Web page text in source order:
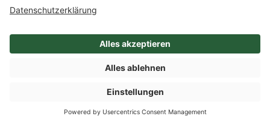
SHOP
Impressum Datenschutz
AGB
Cookie-Einstellungen
Compliance